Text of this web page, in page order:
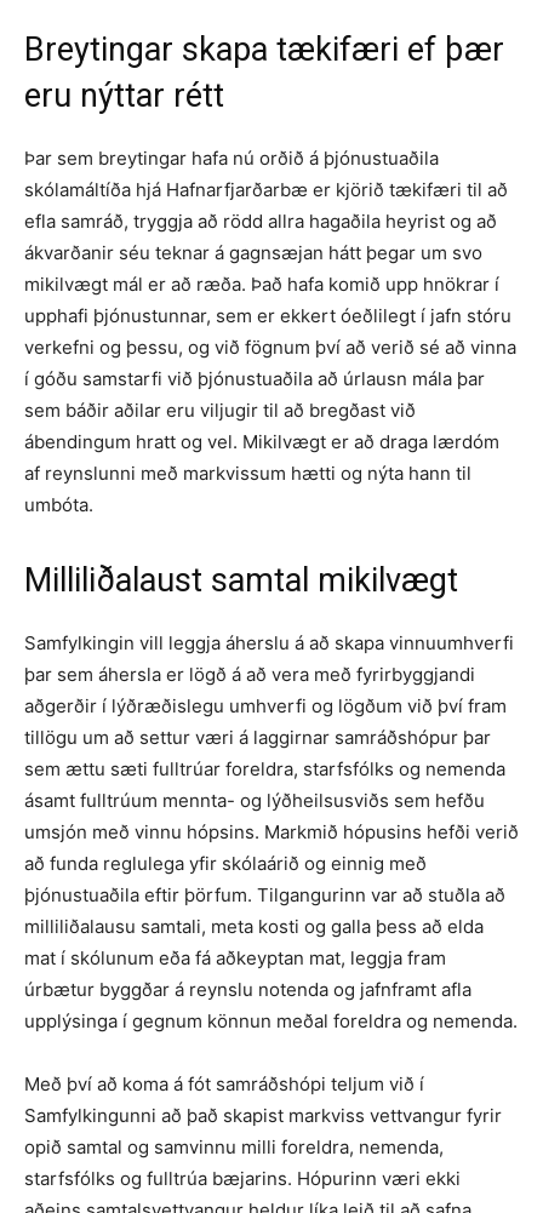
Breytingar skapa tækifæri ef þær
eru nýttar rétt
Þar sem breytingar hafa nú orðið á þjónustuaðila
skólamáltíða hjá Hafnarfjarðarbæ er kjörið tækifæri til að
efla samráð, tryggja að rödd allra hagaðila heyrist og að
ákvarðanir séu teknar á gagnsæjan hátt þegar um svo
mikilvægt mál er að ræða. Það hafa komið upp hnökrar í
upphafi þjónustunnar, sem er ekkert óeðlilegt í jafn stóru
verkefni og þessu, og við fögnum því að verið sé að vinna
í góðu samstarfi við þjónustuaðila að úrlausn mála þar
sem báðir aðilar eru viljugir til að bregðast við
ábendingum hratt og vel. Mikilvægt er að draga lærdóm
af reynslunni með markvissum hætti og nýta hann til
umbóta.
Milliliðalaust samtal mikilvægt
Samfylkingin vill leggja áherslu á að skapa vinnuumhverfi
þar sem áhersla er lögð á að vera með fyrirbyggjandi
aðgerðir í lýðræðislegu umhverfi og lögðum við því fram
tillögu um að settur væri á laggirnar samráðshópur þar
sem ættu sæti fulltrúar foreldra, starfsfólks og nemenda
ásamt fulltrúum mennta- og lýðheilsusviðs sem hefðu
umsjón með vinnu hópsins. Markmið hópusins hefði verið
að funda reglulega yfir skólaárið og einnig með
þjónustuaðila eftir þörfum. Tilgangurinn var að stuðla að
milliliðalausu samtali, meta kosti og galla þess að elda
mat í skólunum eða fá aðkeyptan mat, leggja fram
úrbætur byggðar á reynslu notenda og jafnframt afla
upplýsinga í gegnum könnun meðal foreldra og nemenda.
Með því að koma á fót samráðshópi teljum við í
Samfylkingunni að það skapist markviss vettvangur fyrir
opið samtal og samvinnu milli foreldra, nemenda,
starfsfólks og fulltrúa bæjarins. Hópurinn væri ekki